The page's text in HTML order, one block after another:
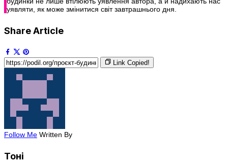
уявляти, як може змінитися світ завтрашнього дня.
Share Article
Link Copied!
Follow Me Written By
Тоні